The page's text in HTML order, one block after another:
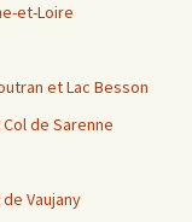
et-Loire
et Lac Besson
de Sarenne
Vaujany